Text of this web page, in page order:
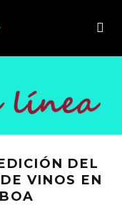
DEL
VINOS EN